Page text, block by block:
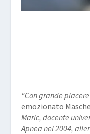
“Con grande
emozionato
Maric, docente
Apnea nel 2004,